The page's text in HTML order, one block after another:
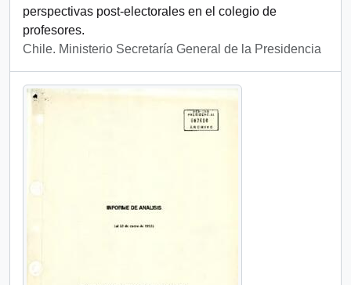
perspectivas post-electorales en el colegio de
profesores.
Chile. Ministerio Secretaría General de la Presidencia